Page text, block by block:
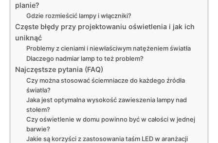
planie?
Gdzie rozmieścić lampy i włączniki?
Częste błędy przy projektowaniu oświetlenia i jak ich
uniknąć
Problemy z cieniami i niewłaściwym natężeniem światła
Dlaczego nadmiar lamp to też problem?
Najczęstsze pytania (FAQ)
Czy można stosować ściemniacze do każdego źródła
światła?
Jaka jest optymalna wysokość zawieszenia lampy nad
stołem?
Czy oświetlenie w domu powinno być w całości w jednej
barwie?
Jakie są korzyści z zastosowania taśm LED w aranżacji